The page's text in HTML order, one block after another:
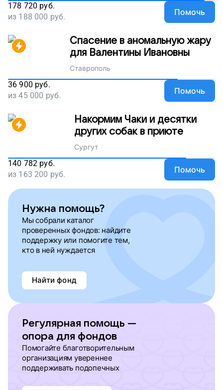
178 720 руб.
из 188 000 руб. Помочь
Спасение в аномальную жару
для Валентины Ивановны
Ставрополь
36 900 руб.
из45 000 руб. Помочь
Накормим Чаки и десятки
других собак в приюте
Сургут
140 782 руб.
из 163 200 руб. Помочь
Нужна помощь?
Мы собрали каталог
проверенных фондов: найдите
поддержку или помогите тем,
кто в ней нуждается
Найти фонд
Регулярная помощь —
опора для фондов
Помогайте благотворительным
организациям увереннее
поддерживать подопечных